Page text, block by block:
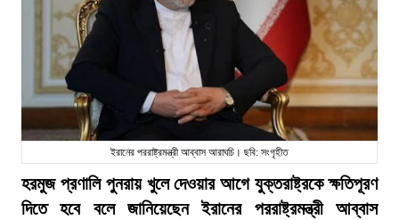
ইরানের পররাষ্ট্রমন্ত্রী আব্বাস আরাঘচি। ছবি: সংগৃহীত
হরমুজ প্রণালি পুনরায় খুলে দেওয়ার আগে যুক্তরাষ্ট্রকে ক্ষতিপূরণ
দিতে হবে বলে জানিয়েছেন ইরানের পররাষ্ট্রমন্ত্রী আব্বাস